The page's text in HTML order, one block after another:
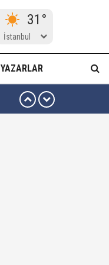
31°
İstanbul
YAZARLAR